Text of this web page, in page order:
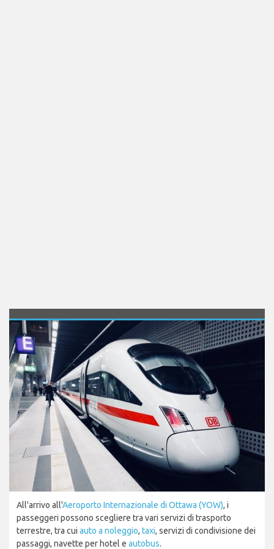
All'arrivo all'Aeroporto Internazionale di Ottawa (YOW), i
passeggeri possono scegliere tra vari servizi di trasporto
terrestre, tra cui auto a noleggio, taxi, servizi di condivisione dei
passaggi, navette per hotel e autobus.